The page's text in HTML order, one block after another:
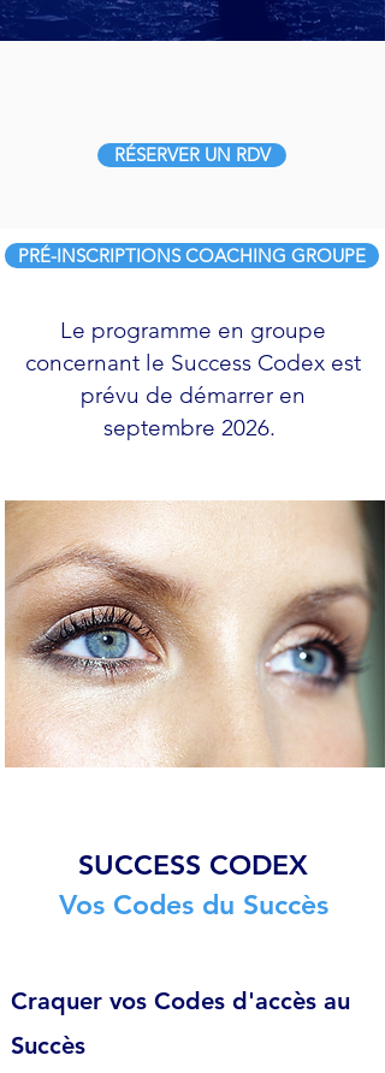
RÉSERVER UN RDV
PRÉ-INSCRIPTIONS COACHING GROUPE
Le programme en groupe
concernant le Success Codex est
prévu de démarrer en
septembre 2026.
SUCCESS CODEX
Vos Codes du Succès
Craquer vos Codes d'accès au
Succès